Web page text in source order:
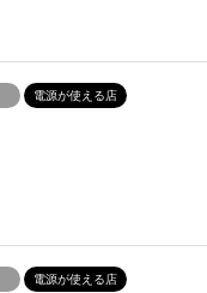
電源が使える店
電源が使える店